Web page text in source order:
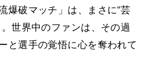
爆破マッチ」は、まさに“芸
世界中のファンは、その過
と選手の覚悟に心を奪われて